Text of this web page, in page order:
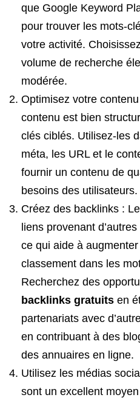
que Google Keyword
pour trouver les mots-
votre activité.
volume de recherche
modérée.
Optimisez votre
contenu est bien
clés ciblés. Utilisez-les
méta, les URL et le
fournir un contenu de
besoins des utilisateurs.
Créez des backlinks :
liens provenant
ce qui aide à
classement dans les
Recherchez des
backlinks gratuits en
partenariats avec
en contribuant à des
des annuaires en ligne.
Utilisez les médias
sont un excellent